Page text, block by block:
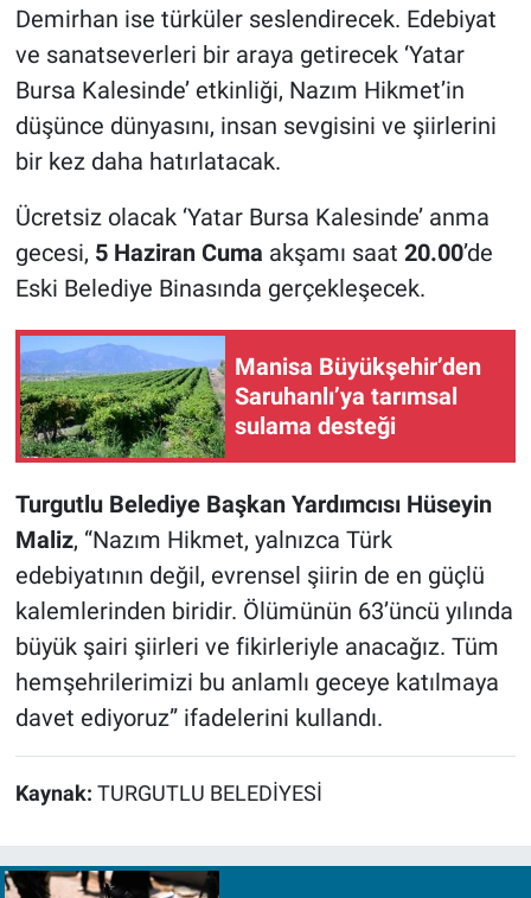
Demirhan ise türküler seslendirecek. Edebiyat
ve sanatseverleri bir araya getirecek ‘Yatar
Bursa Kalesinde’ etkinliği, Nazım Hikmet’in
düşünce dünyasını, insan sevgisini ve şiirlerini
bir kez daha hatırlatacak.
Ücretsiz olacak ‘Yatar Bursa Kalesinde’ anma
gecesi, 5 Haziran Cuma akşamı saat 20.00’de
Eski Belediye Binasında gerçekleşecek.
Manisa Büyükşehir’den
Saruhanlı’ya tarımsal
sulama desteği
Turgutlu Belediye Başkan Yardımcısı Hüseyin
Maliz, “Nazım Hikmet, yalnızca Türk
edebiyatının değil, evrensel şiirin de en güçlü
kalemlerinden biridir. Ölümünün 63’üncü yılında
büyük şairi şiirleri ve fikirleriyle anacağız. Tüm
hemşehrilerimizi bu anlamlı geceye katılmaya
davet ediyoruz” ifadelerini kullandı.
Kaynak: TURGUTLU BELEDİYESİ